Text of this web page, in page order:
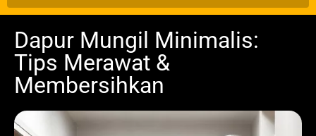
Dapur Mungil Minimalis:
Tips Merawat &
Membersihkan